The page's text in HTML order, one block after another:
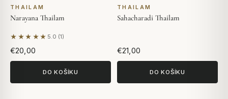
THAILAM
Narayana Thailam
★★★★★ 5.0 (1)
Na základě 1 hodnocení
€20,00
DO KOŠÍKU
THAILAM
Sahacharadi Thailam
€21,00
DO KOŠÍKU